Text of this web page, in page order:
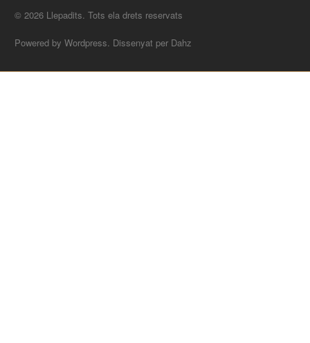
© 2026 Llepadits. Tots ela drets reservats
Powered by Wordpress. Dissenyat per Dahz